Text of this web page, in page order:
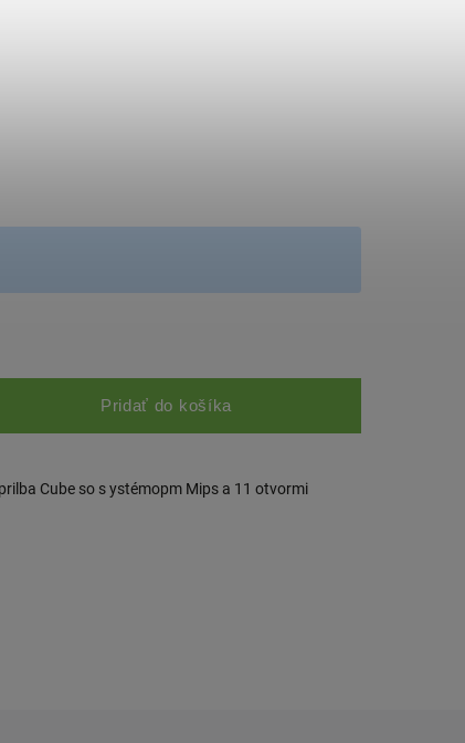
Pridať do košíka
Cube so s ystémopm Mips a 11 otvormi